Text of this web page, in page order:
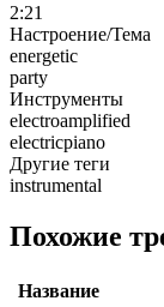
2:21
Настроение/Тема
energetic
party
Инструменты
electroamplified
electricpiano
Другие теги
instrumental
Похожие
Название